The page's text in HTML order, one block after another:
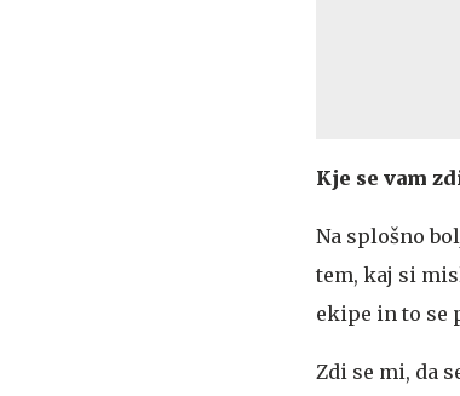
Kje se vam
Na splošno
tem, kaj si
ekipe in to se
Zdi se mi, da